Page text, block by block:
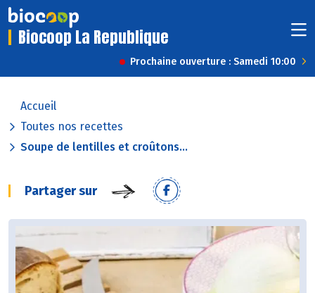
Biocoop La Republique
Prochaine ouverture : Samedi 10:00
Accueil
Toutes nos recettes
Soupe de lentilles et croûtons...
Partager sur